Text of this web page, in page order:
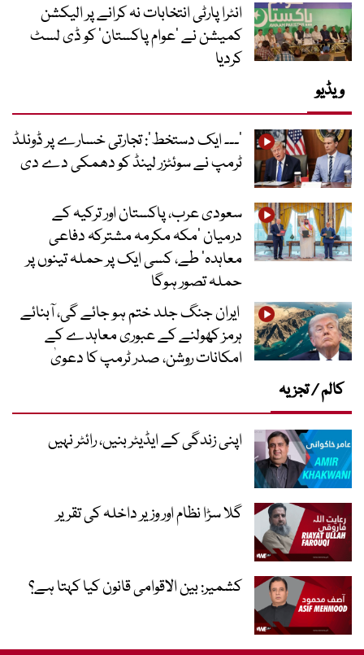
انٹرا پارٹی انتخابات نہ کرانے پر الیکشن
کمیشن نے ’عوام پاکستان‘ کو ڈی لسٹ
کردیا
ویڈیو
’۔۔۔ ایک دستخط‘: تجارتی خسارے پر ڈونلڈ
ٹرمپ نے سوئٹزر لینڈ کو دھمکی دے دی
سعودی عرب، پاکستان اور ترکیہ کے
درمیان ’مکہ مکرمہ مشترکہ دفاعی
معاہدہ‘ طے، کسی ایک پر حملہ تینوں پر
حملہ تصور ہوگا
ایران جنگ جلد ختم ہو جائے گی، آبنائے
ہرمز کھولنے کے عبوری معاہدے کے
امکانات روشن، صدر ٹرمپ کا دعویٰ
کالم / تجزیہ
اپنی زندگی کے ایڈیٹر بنیں، رائٹر نہیں
گلا سڑا نظام اور وزیر داخلہ کی تقریر
کشمیر: بین الاقوامی قانون کیا کہتا ہے؟